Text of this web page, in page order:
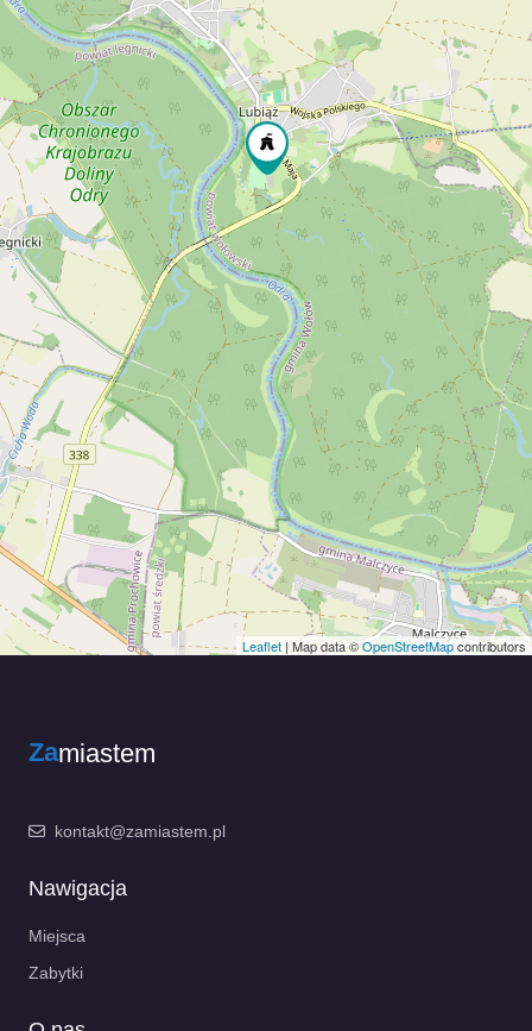
Leaflet | Map data ©OpenStreetMapcontributors
Zamiastem
kontakt@zamiastem.pl
Nawigacja
Miejsca
Zabytki